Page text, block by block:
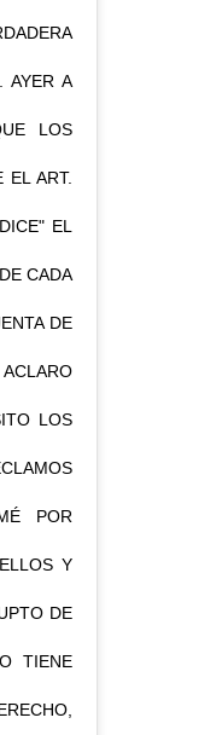
AYER A
LOS
EL ART.
EL
CADA
DE
LOS
POR
Y
DE
TIENE